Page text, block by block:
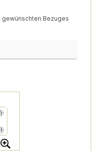
gewünschten Bezuges